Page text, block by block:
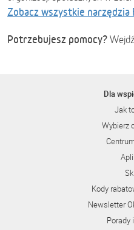
Zobacz wszystkie narzędzia
Potrzebujesz pomocy?
Dla
Jak
Wybierz
Kody
Newsletter
Porady